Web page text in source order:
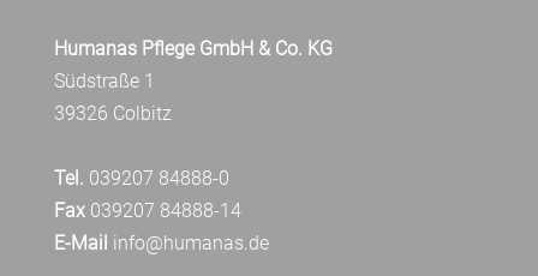
Humanas Pflege GmbH & Co. KG
Südstraße 1
39326 Colbitz
Tel. 039207 84888-0
Fax039207 84888-14
E-Mail info@humanas.de